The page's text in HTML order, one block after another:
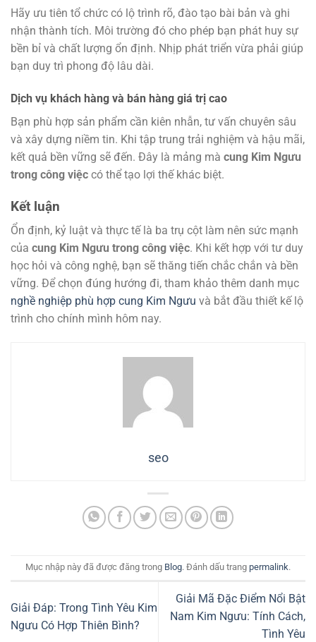
Hãy ưu tiên tổ chức có lộ trình rõ, đào tạo bài bản và ghi
nhận thành tích. Môi trường đó cho phép bạn phát huy sự
bền bỉ và chất lượng ổn định. Nhịp phát triển vừa phải giúp
bạn duy trì phong độ lâu dài.
Dịch vụ khách hàng và bán hàng giá trị cao
Bạn phù hợp sản phẩm cần kiên nhẫn, tư vấn chuyên sâu
và xây dựng niềm tin. Khi tập trung trải nghiệm và hậu mãi,
kết quả bền vững sẽ đến. Đây là mảng mà cung Kim Ngưu
trong công việc có thể tạo lợi thế khác biệt.
Kết luận
Ổn định, kỷ luật và thực tế là ba trụ cột làm nên sức mạnh
của cung Kim Ngưu trong công việc. Khi kết hợp với tư duy
học hỏi và công nghệ, bạn sẽ thăng tiến chắc chắn và bền
vững. Để chọn đúng hướng đi, tham khảo thêm danh mục
nghề nghiệp phù hợp cung Kim Ngưu và bắt đầu thiết kế lộ
trình cho chính mình hôm nay.
seo
Mục nhập này đã được đăng trong Blog. Đánh dấu trang permalink.
Giải Đáp: Trong Tình Yêu Kim
Ngưu Có Hợp Thiên Bình?
Giải Mã Đặc Điểm Nổi Bật
Nam Kim Ngưu: Tính Cách,
Tình Yêu